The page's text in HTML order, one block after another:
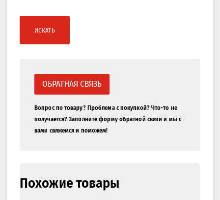
ИСКАТЬ
ОБРАТНАЯ СВЯЗЬ
Вопрос по товару? Проблема с покупкой? Что-то не
получается? Заполните форму обратной связи и мы с
вами свяжемся и поможем!
Похожие товары